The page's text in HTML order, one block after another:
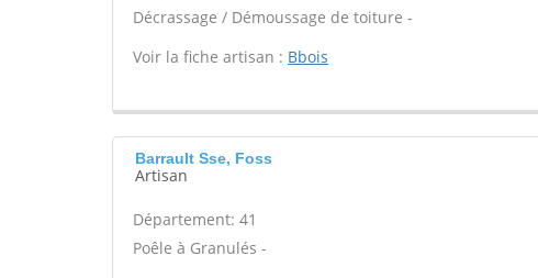
Décrassage / Démoussage de toiture -
Voir la fiche artisan : Bbois
Barrault Sse, Foss
Artisan
Département: 41
Poêle à Granulés -